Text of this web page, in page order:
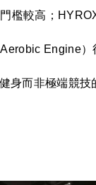
檻較高；
Engine
身而非極端競